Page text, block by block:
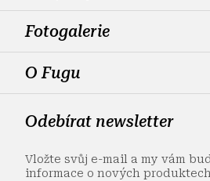
Fotogalerie
O Fugu
Odebírat newsletter
Vložte svůj e-mail a my vám
informace o nových